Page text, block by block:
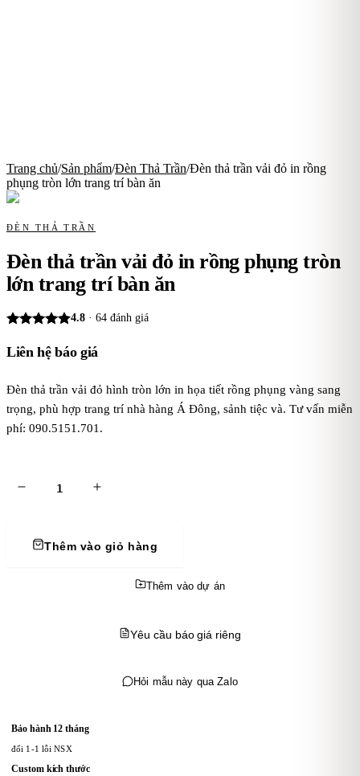
Trang chủ/Sản phẩm/Đèn Thả Trần/Đèn thả trần vải đỏ in rồng
phụng tròn lớn trang trí bàn ăn
ĐÈN THẢ TRẦN
Đèn thả trần vải đỏ in rồng phụng tròn
lớn trang trí bàn ăn
4.8 · 64 đánh giá
Liên hệ báo giá
Đèn thả trần vải đỏ hình tròn lớn in họa tiết rồng phụng vàng sang
trọng, phù hợp trang trí nhà hàng Á Đông, sảnh tiệc và. Tư vấn miễn
phí: 090.5151.701.
Thêm vào giỏ hàng
Thêm vào dự án
Yêu cầu báo giá riêng
Hỏi mẫu này qua Zalo
Bảo hành 12 tháng
đổi 1-1 lỗi NSX
Custom kích thước